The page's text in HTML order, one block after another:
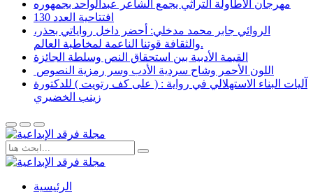
مهرجان الأطاولة التراثي يجمع الشاعر عبدالواحد بجمهوره
افتتاحية العدد 130
الروائي جابر محمد مدخلي: أحضر داخل رواياتي بحذر،
والثقافة قوتنا الناعمة لمخاطبة العالم.
القيمة الأدبية بين استحقاق النص وسلطة الجائزة
​ اللون الأحمر وشاح سردية الأدب وسر رمزية النصوص
آليات البناء الاستهلالي في رواية : ( على كف رتويت ) للدكتورة
زينب الخضيري
الرئيسية